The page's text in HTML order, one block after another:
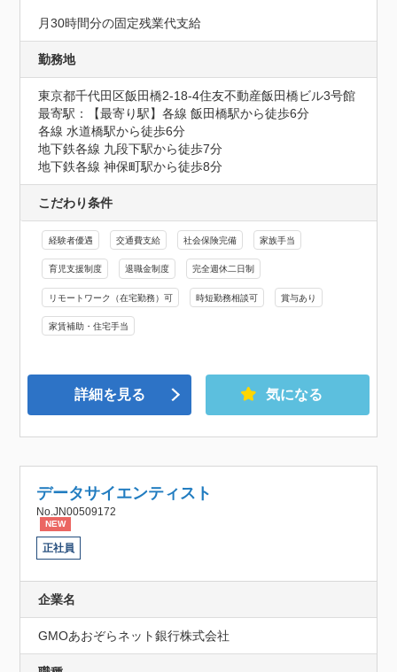
月30時間分の固定残業代支給
勤務地
東京都千代田区飯田橋2-18-4住友不動産飯田橋ビル3号館
最寄駅：【最寄り駅】各線 飯田橋駅から徒歩6分
各線 水道橋駅から徒歩6分
地下鉄各線 九段下駅から徒歩7分
地下鉄各線 神保町駅から徒歩8分
こだわり条件
経験者優遇 交通費支給 社会保険完備 家族手当
育児支援制度 退職金制度 完全週休二日制
リモートワーク（在宅勤務）可 時短勤務相談可 賞与あり
家賃補助・住宅手当
詳細を見る 気になる
データサイエンティスト
No.JN00509172
NEW
正社員
企業名
GMOあおぞらネット銀行株式会社